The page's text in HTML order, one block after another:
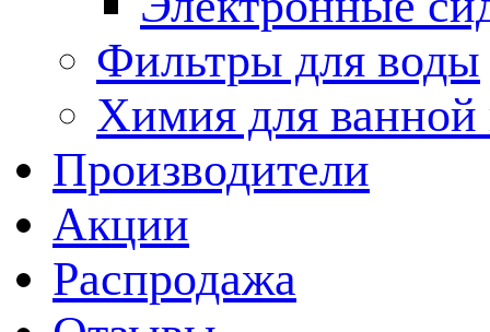
Фильтры для воды
Химия для ванной
Производители
Акции
Распродажа